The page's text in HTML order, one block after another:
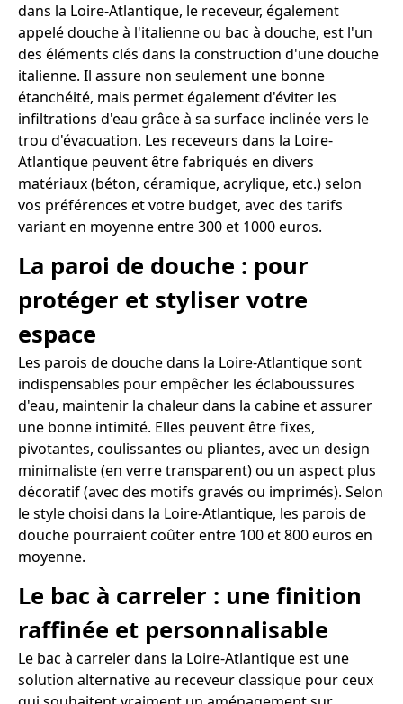
dans la Loire-Atlantique, le receveur, également
appelé douche à l'italienne ou bac à douche, est l'un
des éléments clés dans la construction d'une douche
italienne. Il assure non seulement une bonne
étanchéité, mais permet également d'éviter les
infiltrations d'eau grâce à sa surface inclinée vers le
trou d'évacuation. Les receveurs dans la Loire-
Atlantique peuvent être fabriqués en divers
matériaux (béton, céramique, acrylique, etc.) selon
vos préférences et votre budget, avec des tarifs
variant en moyenne entre 300 et 1000 euros.
La paroi de douche : pour
protéger et styliser votre
espace
Les parois de douche dans la Loire-Atlantique sont
indispensables pour empêcher les éclaboussures
d'eau, maintenir la chaleur dans la cabine et assurer
une bonne intimité. Elles peuvent être fixes,
pivotantes, coulissantes ou pliantes, avec un design
minimaliste (en verre transparent) ou un aspect plus
décoratif (avec des motifs gravés ou imprimés). Selon
le style choisi dans la Loire-Atlantique, les parois de
douche pourraient coûter entre 100 et 800 euros en
moyenne.
Le bac à carreler : une finition
raffinée et personnalisable
Le bac à carreler dans la Loire-Atlantique est une
solution alternative au receveur classique pour ceux